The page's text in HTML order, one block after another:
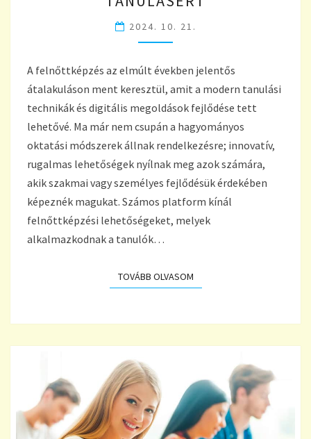
KRÉTAPORT:
INNOVATÍV
A
HATÉKONY
TANULÁSÉRT
2024. 10. 21.
A felnőttképzés az elmúlt években jelentős
átalakuláson ment keresztül, amit a modern tanulási
technikák és digitális megoldások fejlődése tett
lehetővé. Ma már nem csupán a hagyományos
oktatási módszerek állnak rendelkezésre; innovatív,
rugalmas lehetőségek nyílnak meg azok számára,
akik szakmai vagy személyes fejlődésük érdekében
képeznék magukat. Számos platform kínál
felnőttképzési lehetőségeket, melyek
alkalmazkodnak a tanulók…
TOVÁBB OLVASOMTOVÁBB OLVASOM